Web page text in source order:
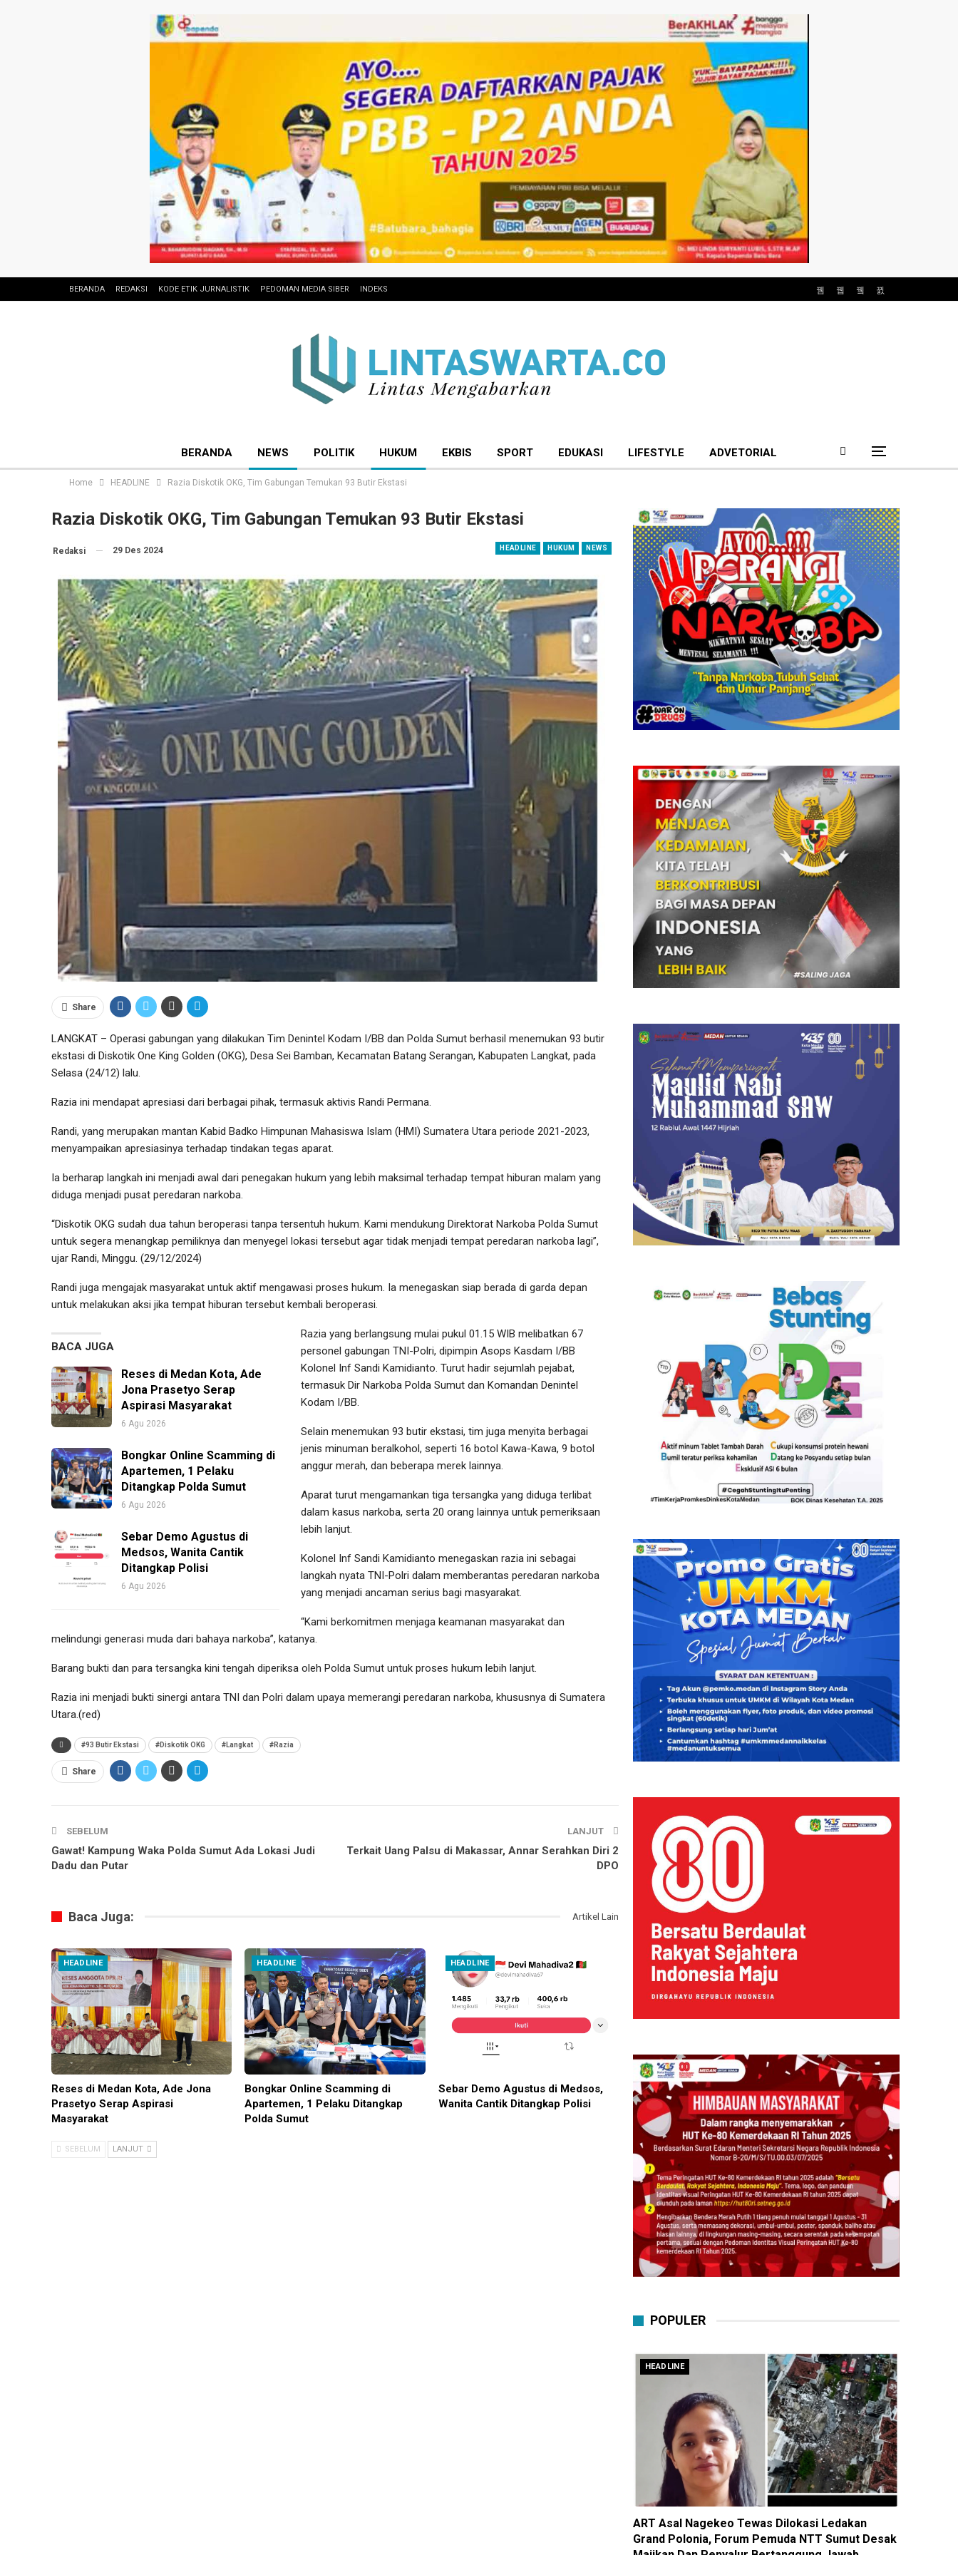
BERANDA REDAKSI KODE ETIK JURNALISTIK PEDOMAN MEDIA SIBER INDEKS
BERANDA NEWS POLITIK HUKUM EKBIS SPORT EDUKASI LIFESTYLE ADVETORIAL
Home HEADLINE Razia Diskotik OKG, Tim Gabungan Temukan 93 Butir Ekstasi
Razia Diskotik OKG, Tim Gabungan Temukan 93 Butir Ekstasi
HEADLINE HUKUM NEWS
Redaksi 29 Des 2024
Share
LANGKAT – Operasi gabungan yang dilakukan Tim Denintel Kodam I/BB dan Polda Sumut berhasil menemukan 93 butir
ekstasi di Diskotik One King Golden (OKG), Desa Sei Bamban, Kecamatan Batang Serangan, Kabupaten Langkat, pada
Selasa (24/12) lalu.
Razia ini mendapat apresiasi dari berbagai pihak, termasuk aktivis Randi Permana.
Randi, yang merupakan mantan Kabid Badko Himpunan Mahasiswa Islam (HMI) Sumatera Utara periode 2021-2023,
menyampaikan apresiasinya terhadap tindakan tegas aparat.
Ia berharap langkah ini menjadi awal dari penegakan hukum yang lebih maksimal terhadap tempat hiburan malam yang
diduga menjadi pusat peredaran narkoba.
“Diskotik OKG sudah dua tahun beroperasi tanpa tersentuh hukum. Kami mendukung Direktorat Narkoba Polda Sumut
untuk segera menangkap pemiliknya dan menyegel lokasi tersebut agar tidak menjadi tempat peredaran narkoba lagi”,
ujar Randi, Minggu. (29/12/2024)
Randi juga mengajak masyarakat untuk aktif mengawasi proses hukum. Ia menegaskan siap berada di garda depan
untuk melakukan aksi jika tempat hiburan tersebut kembali beroperasi.
BACA JUGA
Reses di Medan Kota, Ade
Jona Prasetyo Serap
Aspirasi Masyarakat
6 Agu 2026
Bongkar Online Scamming di
Apartemen, 1 Pelaku
Ditangkap Polda Sumut
6 Agu 2026
Sebar Demo Agustus di
Medsos, Wanita Cantik
Ditangkap Polisi
6 Agu 2026
Razia yang berlangsung mulai pukul 01.15 WIB melibatkan 67
personel gabungan TNI-Polri, dipimpin Asops Kasdam I/BB
Kolonel Inf Sandi Kamidianto. Turut hadir sejumlah pejabat,
termasuk Dir Narkoba Polda Sumut dan Komandan Denintel
Kodam I/BB.
Selain menemukan 93 butir ekstasi, tim juga menyita berbagai
jenis minuman beralkohol, seperti 16 botol Kawa-Kawa, 9 botol
anggur merah, dan beberapa merek lainnya.
Aparat turut mengamankan tiga tersangka yang diduga terlibat
dalam kasus narkoba, serta 20 orang lainnya untuk pemeriksaan
lebih lanjut.
Kolonel Inf Sandi Kamidianto menegaskan razia ini sebagai
langkah nyata TNI-Polri dalam memberantas peredaran narkoba
yang menjadi ancaman serius bagi masyarakat.
“Kami berkomitmen menjaga keamanan masyarakat dan
melindungi generasi muda dari bahaya narkoba”, katanya.
Barang bukti dan para tersangka kini tengah diperiksa oleh Polda Sumut untuk proses hukum lebih lanjut.
Razia ini menjadi bukti sinergi antara TNI dan Polri dalam upaya memerangi peredaran narkoba, khususnya di Sumatera
Utara.(red)
#93 Butir Ekstasi #Diskotik OKG #Langkat #Razia
Share
SEBELUM
Gawat! Kampung Waka Polda Sumut Ada Lokasi Judi
Dadu dan Putar
LANJUT
Terkait Uang Palsu di Makassar, Annar Serahkan Diri 2
DPO
Baca Juga: Artikel Lain
HEADLINE
Reses di Medan Kota, Ade Jona
Prasetyo Serap Aspirasi
Masyarakat
HEADLINE
Bongkar Online Scamming di
Apartemen, 1 Pelaku Ditangkap
Polda Sumut
HEADLINE
Sebar Demo Agustus di Medsos,
Wanita Cantik Ditangkap Polisi
SEBELUM LANJUT
POPULER
HEADLINE
ART Asal Nagekeo Tewas Dilokasi Ledakan
Grand Polonia, Forum Pemuda NTT Sumut Desak